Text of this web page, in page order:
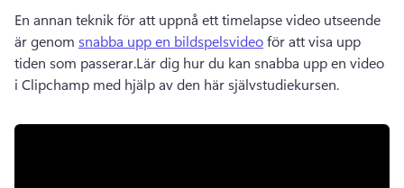
En annan teknik för att uppnå ett timelapse video utseende
är genom snabba upp en bildspelsvideo för att visa upp
tiden som passerar.Lär dig hur du kan snabba upp en video
i Clipchamp med hjälp av den här självstudiekursen.